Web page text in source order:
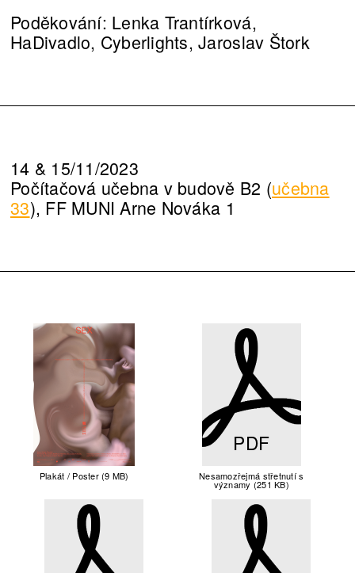
Poděkování: Lenka Trantírková,
HaDivadlo, Cyberlights, Jaroslav Štork
14 & 15/11/2023
Počítačová učebna v budově B2 (učebna
33), FF MUNI Arne Nováka 1
Plakát / Poster (9 MB)
PDF
Nesamozřejmá střetnutí s
významy (251 KB)